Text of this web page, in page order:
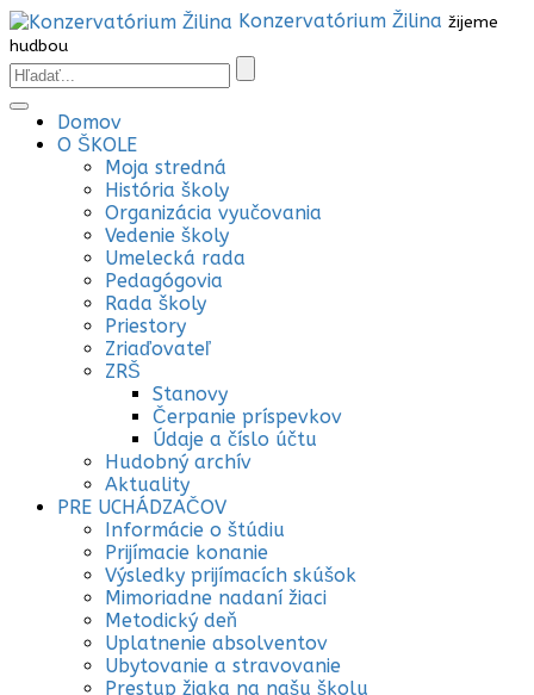
Konzervatórium Žilina žijeme
hudbou
Domov
O ŠKOLE
Moja stredná
História školy
Organizácia vyučovania
Vedenie školy
Umelecká rada
Pedagógovia
Rada školy
Priestory
Zriaďovateľ
ZRŠ
Stanovy
Čerpanie príspevkov
Údaje a číslo účtu
Hudobný archív
Aktuality
PRE UCHÁDZAČOV
Informácie o štúdiu
Prijímacie konanie
Výsledky prijímacích skúšok
Mimoriadne nadaní žiaci
Metodický deň
Uplatnenie absolventov
Ubytovanie a stravovanie
Prestup žiaka na našu školu